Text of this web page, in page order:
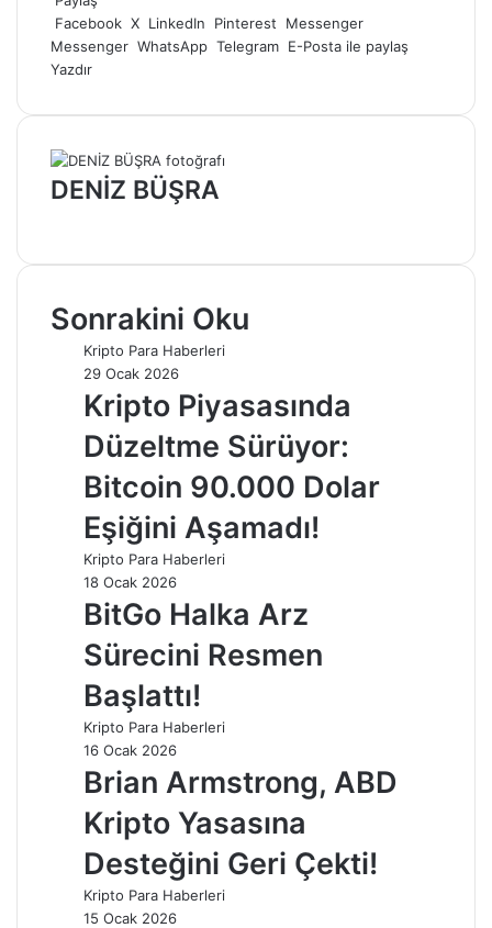
göndermek
Facebook X LinkedIn Pinterest
Messenger
Messenger WhatsApp Telegram E-Posta ile paylaş
Yazdır
DENİZ BÜŞRA
Sonrakini Oku
Kripto Para Haberleri
29 Ocak 2026
Kripto Piyasasında
Düzeltme Sürüyor:
Bitcoin 90.000 Dolar
Eşiğini Aşamadı!
Kripto Para Haberleri
18 Ocak 2026
BitGo Halka Arz
Sürecini Resmen
Başlattı!
Kripto Para Haberleri
16 Ocak 2026
Brian Armstrong, ABD
Kripto Yasasına
Desteğini Geri Çekti!
Kripto Para Haberleri
15 Ocak 2026